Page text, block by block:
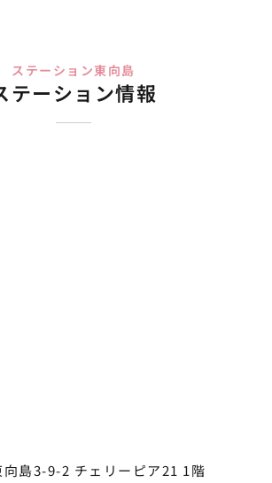
ステーション東向島
テーション情報
向島3-9-2 チェリーピア21 1階